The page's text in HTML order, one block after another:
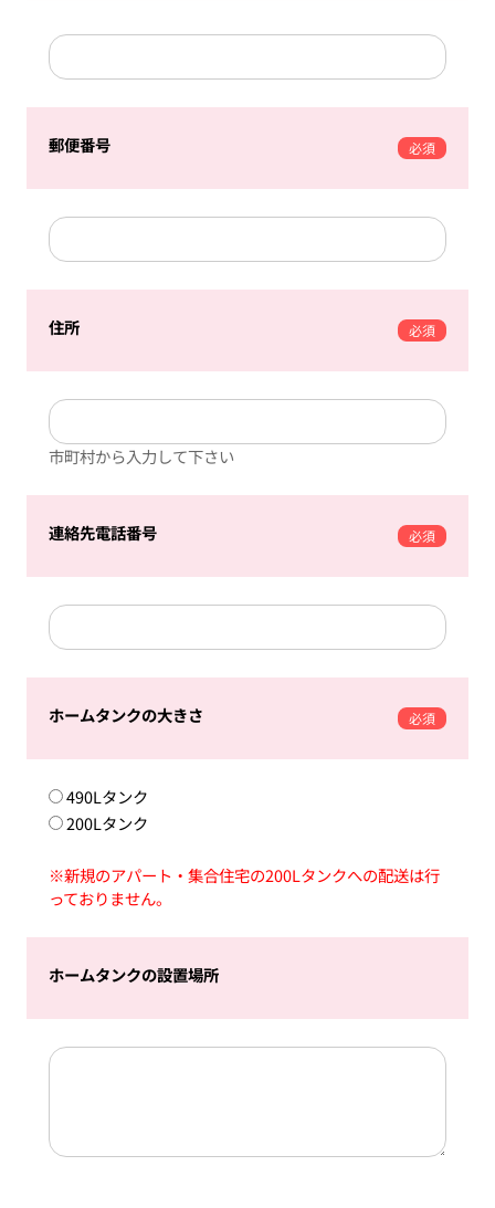
郵便番号 必須
住所 必須
市町村から入力して下さい
連絡先電話番号 必須
ホームタンクの大きさ 必須
490Lタンク
200Lタンク
※新規のアパート・集合住宅の200Lタンクへの配送は行
っておりません。
ホームタンクの設置場所